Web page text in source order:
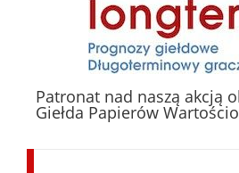
Patronat nad naszą akcją
Giełda Papierów